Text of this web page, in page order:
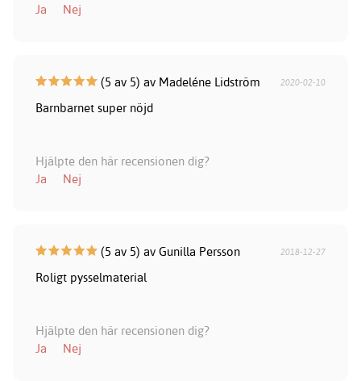
Ja
Nej
(5 av 5) av Madeléne Lidström 2020-02-10
Barnbarnet super nöjd
Hjälpte den här recensionen dig?
Ja
Nej
(5 av 5) av Gunilla Persson 2018-12-27
Roligt pysselmaterial
Hjälpte den här recensionen dig?
Ja
Nej